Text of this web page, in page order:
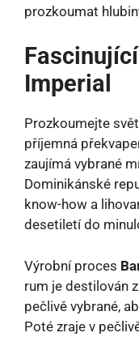
prozkoumat
Imperial
Prozkoumejte svět
příjemná
zaujímá vybrané
Dominikánské
know-how a
desetiletí do
Výrobní proces
rum je destilován
pečlivě vybrané,
Poté zraje v